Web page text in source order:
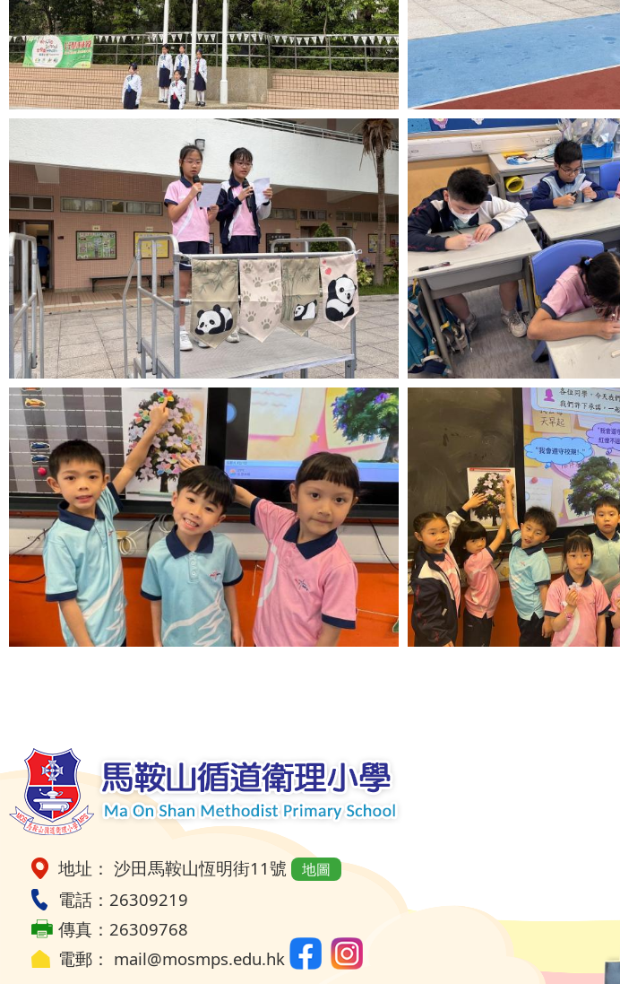
地址： 沙田馬鞍山恆明街11號 地圖
電話：26309219
傳真：26309768
電郵： mail@mosmps.edu.hk